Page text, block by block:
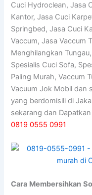
Cuci Hydroclean, Jasa
Kantor, Jasa Cuci
Springbed, Jasa Cuci
Vaccum, Jasa Vaccum
Menghilangkan
Spesialis Cuci Sofa,
Paling Murah, Vaccum
Vacuum Jok Mobil dan
yang berdomisili di
sekarang dan
0819 0555 0991
Cara Membersihkan